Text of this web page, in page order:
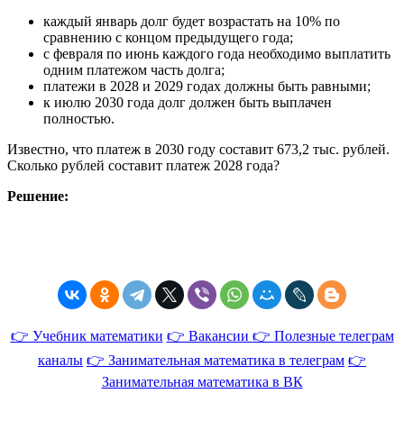
каждый январь долг будет возрастать на 10% по
сравнению с концом предыдущего года;
с февраля по июнь каждого года необходимо выплатить
одним платежом часть долга;
платежи в 2028 и 2029 годах должны быть равными;
к июлю 2030 года долг должен быть выплачен
полностью.
Известно, что платеж в 2030 году составит 673,2 тыс. рублей.
Сколько рублей составит платеж 2028 года?
Решение:
👉 Учебник математики 👉 Вакансии 👉 Полезные телеграм
каналы 👉 Занимательная математика в телеграм 👉
Занимательная математика в ВК